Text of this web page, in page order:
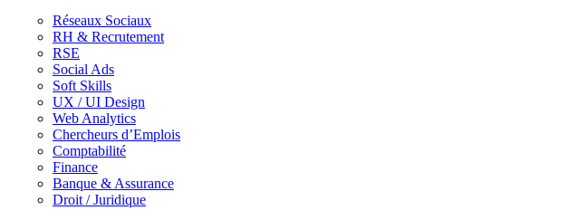
Réseaux Sociaux
RH & Recrutement
RSE
Social Ads
Soft Skills
UX / UI Design
Web Analytics
Chercheurs d’Emplois
Comptabilité
Finance
Banque & Assurance
Droit / Juridique